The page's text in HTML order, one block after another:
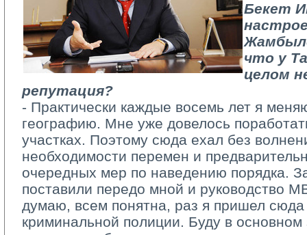
Бекет
что у
целом
репутация?
- Практически каждые восемь лет я
географию. Мне уже довелось
участках. Поэтому сюда ехал без
необходимости перемен и
очередных мер по наведению порядка.
поставили передо мной и руководство
думаю, всем понятна, раз я пришел сюда
криминальной полиции. Буду в